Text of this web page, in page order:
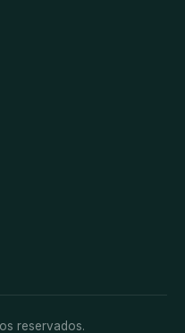
reservados.